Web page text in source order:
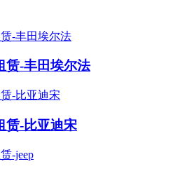
赁-丰田埃尔法
赁-比亚迪宋